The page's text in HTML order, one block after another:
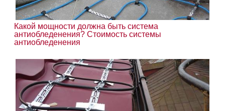
Какой мощности должна быть система
антиобледенения? Стоимость системы
антиобледенения